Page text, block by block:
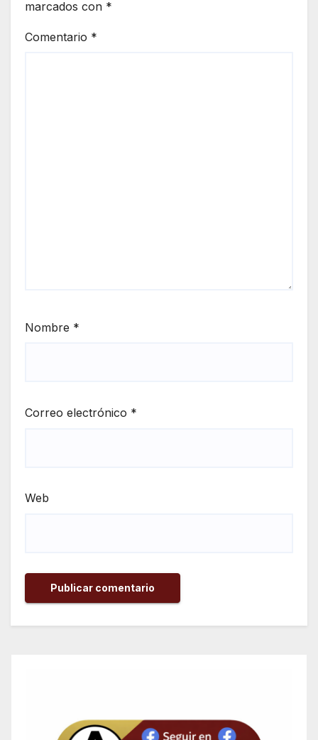
marcados con *
Comentario *
Nombre *
Correo electrónico *
Web